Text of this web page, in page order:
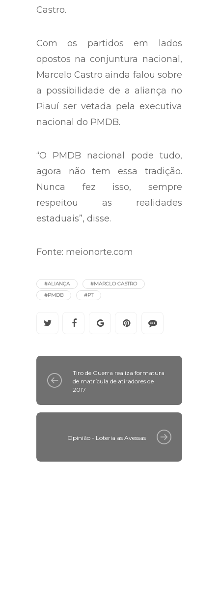
Castro.
Com os partidos em lados
opostos na conjuntura nacional,
Marcelo Castro ainda falou sobre
a possibilidade de a aliança no
Piauí ser vetada pela executiva
nacional do PMDB.
“O PMDB nacional pode tudo,
agora não tem essa tradição.
Nunca fez isso, sempre
respeitou as realidades
estaduais”, disse.
Fonte: meionorte.com
#ALIANÇA
#MARCLO CASTRO
#PMDB
#PT
Tiro de Guerra realiza formatura
de matrícula de atiradores de
2017
Opinião - Loteria as Avessas